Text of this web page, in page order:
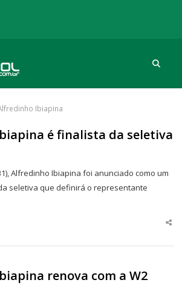
as melhores coberturas
Ibiapina
é finalista da seletiva
Alfredinho Ibiapina foi anunciado como um
seletiva que definirá o representante
renova com a W2